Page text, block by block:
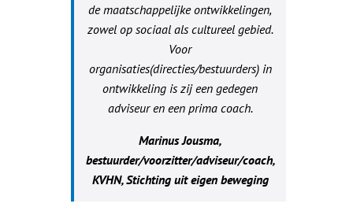
de maatschappelijke ontwikkelingen,
zowel op sociaal als cultureel gebied.
Voor
organisaties(directies/bestuurders) in
ontwikkeling is zij een gedegen
adviseur en een prima coach.
Marinus Jousma,
bestuurder/voorzitter/adviseur/coach,
KVHN, Stichting uit eigen beweging